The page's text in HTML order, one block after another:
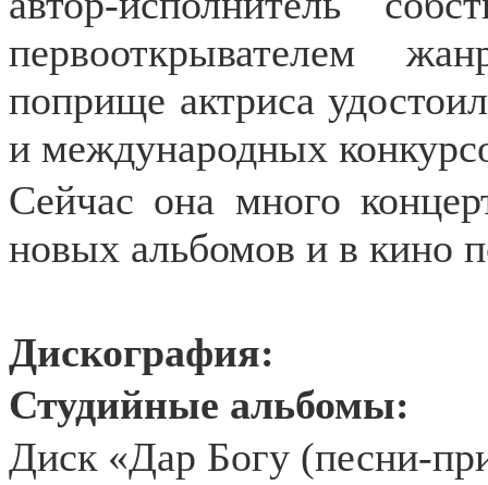
первооткрывателем
поприще актриса
и международных
Сейчас она много
новых альбомов и в кино
Дискография:
Студийные альбомы:
Диск «Дар Богу (песни-